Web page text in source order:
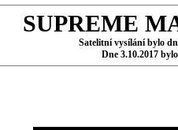
SUPREME
Satelitní vysílání bylo
Dne 3.10.2017